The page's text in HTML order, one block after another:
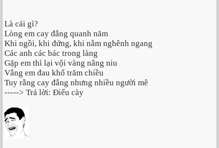
Là cái gì?
Lòng em cay đắng quanh năm
Khi ngồi, khi đứng, khi nằm nghênh ngang
Các anh các bác trong làng
Gặp em thì lại vội vàng nâng niu
Vắng em đau khổ trăm chiều
Tuy rằng cay đắng nhưng nhiều người mê
-----> Trả lời: Điếu cày